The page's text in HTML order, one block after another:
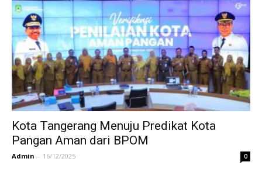
Kota Tangerang Menuju Predikat Kota
Pangan Aman dari BPOM
Admin - 16/12/2025 0